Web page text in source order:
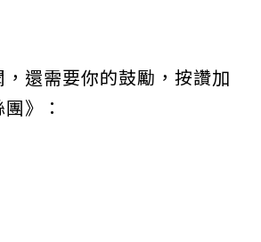
還需要你的鼓勵，按讚加
》：